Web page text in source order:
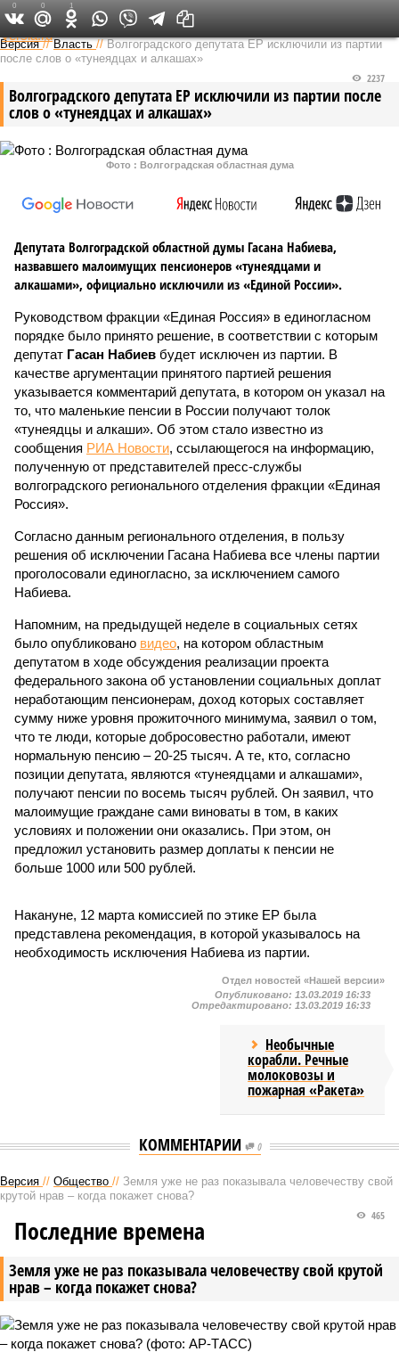
Федеральный выпуск
Версия //Власть //Волгоградского депутата ЕР исключили из партии
после слов о «тунеядцах и алкашах»
Волгоградского депутата ЕР исключили из партии после
слов о «тунеядцах и алкашах»
2237
Фото : Волгоградская областная дума
Депутата Волгоградской областной думы Гасана Набиева,
назвавшего малоимущих пенсионеров «тунеядцами и
алкашами», официально исключили из «Единой России».
Руководством фракции «Единая Россия» в единогласном
порядке было принято решение, в соответствии с которым
депутат Гасан Набиев будет исключен из партии. В
качестве аргументации принятого партией решения
указывается комментарий депутата, в котором он указал на
то, что маленькие пенсии в России получают толок
«тунеядцы и алкаши». Об этом стало известно из
сообщения РИА Новости, ссылающегося на информацию,
полученную от представителей пресс-службы
волгоградского регионального отделения фракции «Единая
Россия».
Согласно данным регионального отделения, в пользу
решения об исключении Гасана Набиева все члены партии
проголосовали единогласно, за исключением самого
Набиева.
Напомним, на предыдущей неделе в социальных сетях
было опубликовано видео, на котором областным
депутатом в ходе обсуждения реализации проекта
федерального закона об установлении социальных доплат
неработающим пенсионерам, доход которых составляет
сумму ниже уровня прожиточного минимума, заявил о том,
что те люди, которые добросовестно работали, имеют
нормальную пенсию – 20-25 тысяч. А те, кто, согласно
позиции депутата, являются «тунеядцами и алкашами»,
получают пенсии по восемь тысяч рублей. Он заявил, что
малоимущие граждане сами виноваты в том, в каких
условиях и положении они оказались. При этом, он
предложил установить размер доплаты к пенсии не
больше 1000 или 500 рублей.
Накануне, 12 марта комиссией по этике ЕР была
представлена рекомендация, в которой указывалось на
необходимость исключения Набиева из партии.
0 0 1
Отдел новостей «Нашей версии»
Опубликовано: 13.03.2019 16:33
Отредактировано: 13.03.2019 16:33
Необычные
корабли. Речные
молоковозы и
пожарная «Ракета»
КОММЕНТАРИИ 0
Версия // Общество // Земля уже не раз показывала человечеству свой
крутой нрав – когда покажет снова?
Земля уже не раз показывала человечеству свой крутой
нрав – когда покажет снова?
465
Последние времена